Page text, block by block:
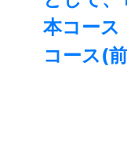
本コース
コース(